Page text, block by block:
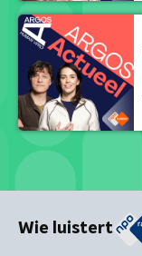
Wie luistert